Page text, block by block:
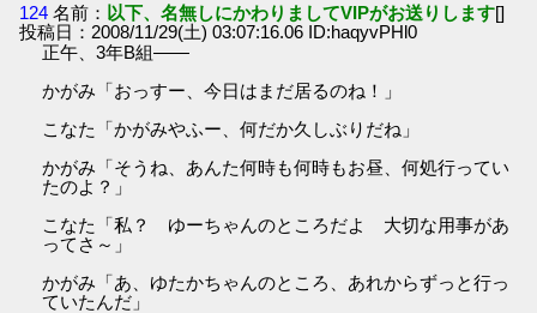
124 名前： 以下、名無しにかわりましてVIPがお送りします[]
投稿日：2008/11/29(土) 03:07:16.06 ID:haqyvPHl0
正午、3年B組――
かがみ「おっすー、今日はまだ居るのね！」
こなた「かがみやふー、何だか久しぶりだね」
かがみ「そうね、あんた何時も何時もお昼、何処行ってい
たのよ？」
こなた「私？ ゆーちゃんのところだよ 大切な用事があ
ってさ～」
かがみ「あ、ゆたかちゃんのところ、あれからずっと行っ
ていたんだ」